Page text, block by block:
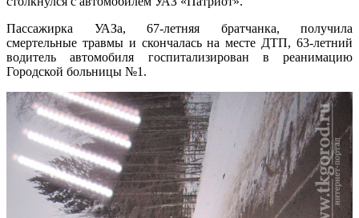
Пассажирка УАЗа, 67-летняя братчанка, получила
смертельные травмы и скончалась на месте ДТП, 63-летний
водитель автомобиля госпитализирован в реанимацию
Городской больницы №1.